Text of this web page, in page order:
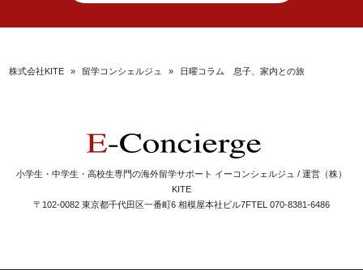
株式会社KITE » 留学コンシェルジュ » 日曜コラム 息子、家内との旅
小学生・中学生・高校生専門の海外留学サポート イーコンシェルジュ / 運営（株）
KITE
〒102-0082 東京都千代田区一番町6 相模屋本社ビル7FTEL 070-8381-6486